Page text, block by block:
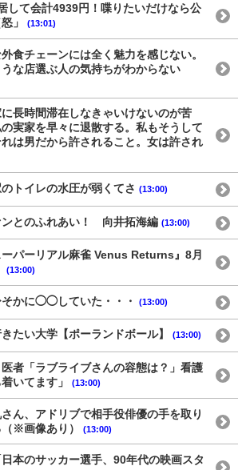
して会計4939円！喋りたいだけなら公
」
(13:01)
食チェーンには全く魅力を感じない。
な店選ぶ人の気持ちがわからない
長時間滞在しなきゃいけないのが苦
実家を早々に退散する。私もそうして
は男だから許されること。女は許され
トイレの水圧が弱くてさ (13:00)
ンとのふれあい！ 向井拓海編 (13:00)
ーパーリアル麻雀 Venus Returns』8月
(13:00)
そかに◯◯していた・・・ (13:00)
きたい大学【ポーランドボール】 (13:00)
医者「ラブライブさんの容態は？」看護
いてます」
(13:00)
さん、アドリブで相手役俳優の手を取り
※画像あり）
(13:00)
日本のサッカー選手、90年代の映画スタ